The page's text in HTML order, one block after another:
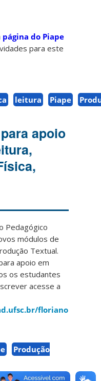
página do Piape
para este
leitura Piape
apoio
Pedagógico
módulos de
Textual.
apoio em
os estudantes
acesse a
florianopolis/
Produção